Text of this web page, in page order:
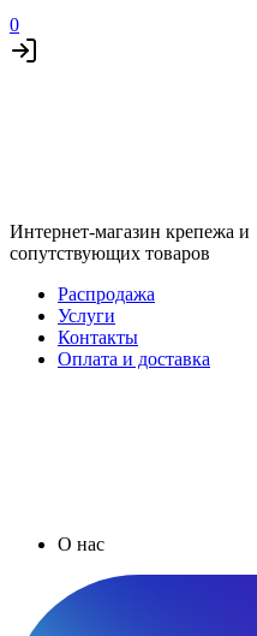
0
Интернет-магазин крепежа и
сопутствующих товаров
Распродажа
Услуги
Контакты
Оплата и доставка
О нас